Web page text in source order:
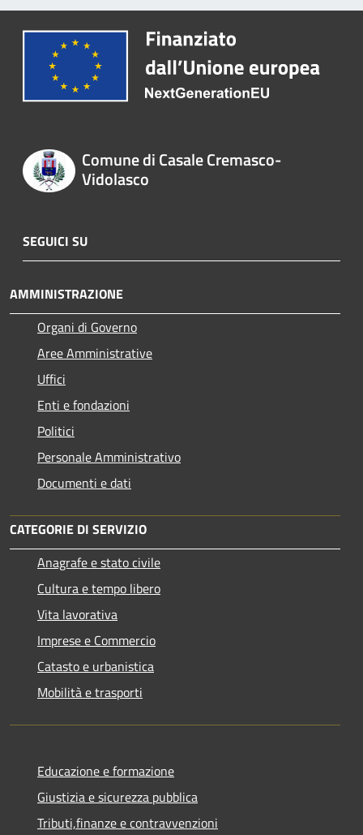
Comune di Casale Cremasco-
Vidolasco
SEGUICI SU
AMMINISTRAZIONE
Organi di Governo
Aree Amministrative
Uffici
Enti e fondazioni
Politici
Personale Amministrativo
Documenti e dati
CATEGORIE DI SERVIZIO
Anagrafe e stato civile
Cultura e tempo libero
Vita lavorativa
Imprese e Commercio
Catasto e urbanistica
Mobilità e trasporti
Educazione e formazione
Giustizia e sicurezza pubblica
Tributi,finanze e contravvenzioni